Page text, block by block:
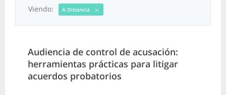
Viendo: A Distancia
Audiencia de control de acusación:
herramientas prácticas para litigar
acuerdos probatorios